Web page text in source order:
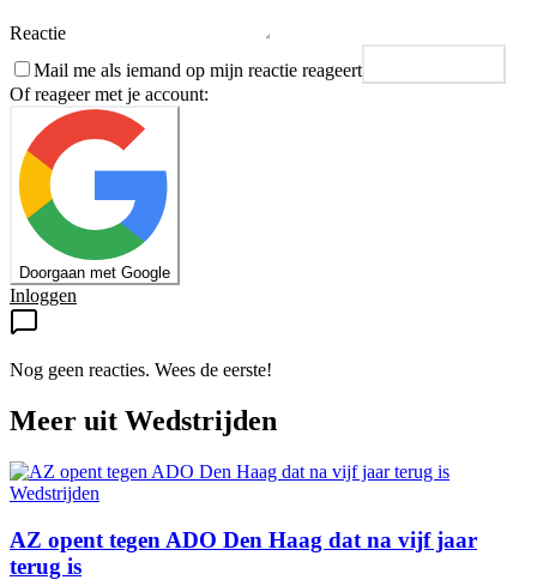
Reactie
Mail me als iemand op mijn reactie reageert
Of reageer met je account:
Doorgaan met Google
Inloggen
Nog geen reacties. Wees de eerste!
Meer uit Wedstrijden
Wedstrijden
AZ opent tegen ADO Den Haag dat na vijf jaar
terug is